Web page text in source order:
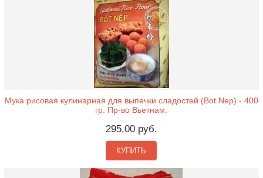
Мука рисовая кулинарная для выпечки сладостей (Bot Nep) - 400
гр. Пр-во Вьетнам.
295,00 руб.
КУПИТЬ